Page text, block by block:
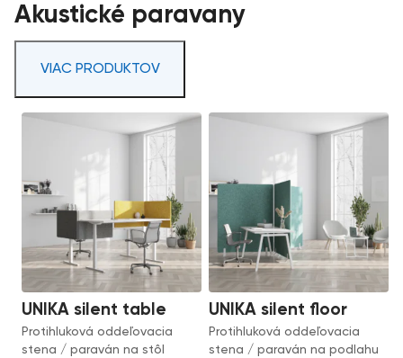
Akustické paravany
VIAC PRODUKTOV
UNIKA silent table
Protihluková oddeľovacia
stena / paraván na stôl
UNIKA silent floor
Protihluková oddeľovacia
stena / paraván na podlahu